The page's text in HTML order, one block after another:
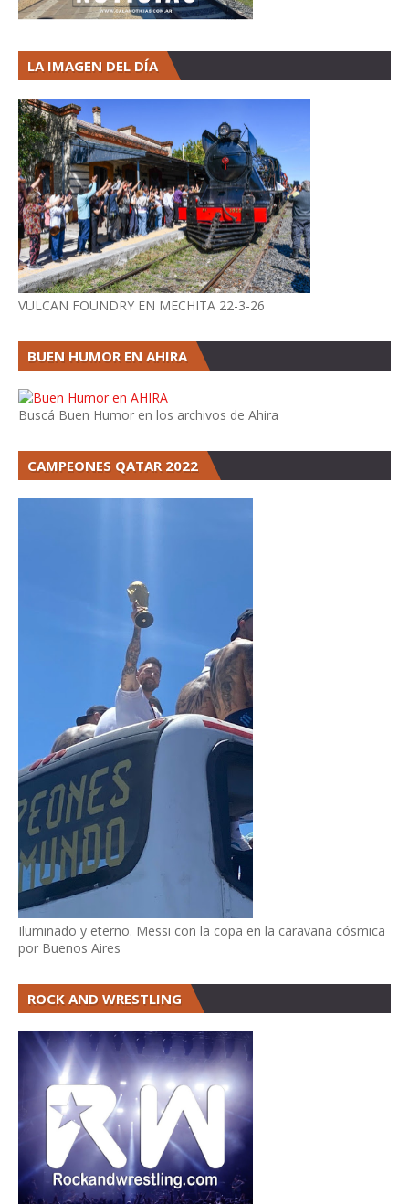
LA IMAGEN DEL DÍA
VULCAN FOUNDRY EN MECHITA 22-3-26
BUEN HUMOR EN AHIRA
Buscá Buen Humor en los archivos de Ahira
CAMPEONES QATAR 2022
Iluminado y eterno. Messi con la copa en la caravana cósmica
por Buenos Aires
ROCK AND WRESTLING